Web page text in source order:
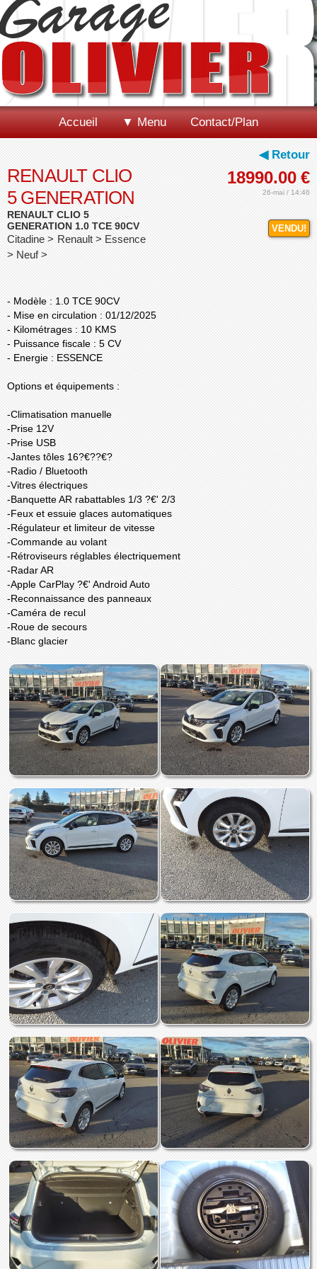
Accueil ▼ Menu Contact/Plan
◀ Retour
18990.00 €
26-mai / 14:46
VENDU!
RENAULT CLIO
5 GENERATION
RENAULT CLIO 5
GENERATION 1.0 TCE 90CV
Citadine > Renault > Essence
> Neuf >
- Modèle : 1.0 TCE 90CV
- Mise en circulation : 01/12/2025
- Kilométrages : 10 KMS
- Puissance fiscale : 5 CV
- Energie : ESSENCE
Options et équipements :
-Climatisation manuelle
-Prise 12V
-Prise USB
-Jantes tôles 16?€??€?
-Radio / Bluetooth
-Vitres électriques
-Banquette AR rabattables 1/3 ?€' 2/3
-Feux et essuie glaces automatiques
-Régulateur et limiteur de vitesse
-Commande au volant
-Rétroviseurs réglables électriquement
-Radar AR
-Apple CarPlay ?€' Android Auto
-Reconnaissance des panneaux
-Caméra de recul
-Roue de secours
-Blanc glacier